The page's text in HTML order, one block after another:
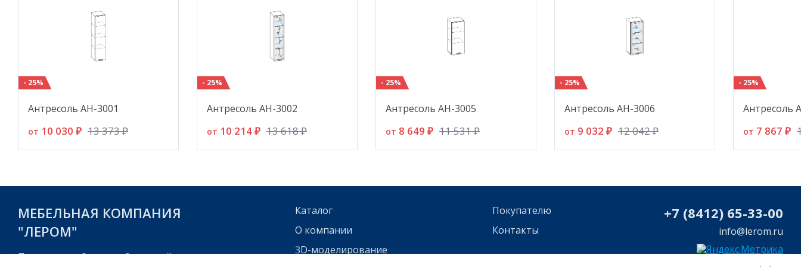
- 25%
Антресоль АН-3001
от 10 030 ₽ 13 373 ₽
- 25%
Антресоль АН-3002
от 10 214 ₽ 13 618 ₽
- 25%
Антресоль АН-3005
от 8 649 ₽ 11 531 ₽
- 25%
Антресоль АН-3006
от 9 032 ₽ 12 042 ₽
- 25%
Антресоль
от 7 867 ₽
МЕБЕЛЬНАЯ КОМПАНИЯ
"ЛЕРОМ"
Пензенская область, г. Заречный,
Каталог
О компании
3D-моделирование
Покупателю
Контакты
+7 (8412) 65-33-00
info@lerom.ru